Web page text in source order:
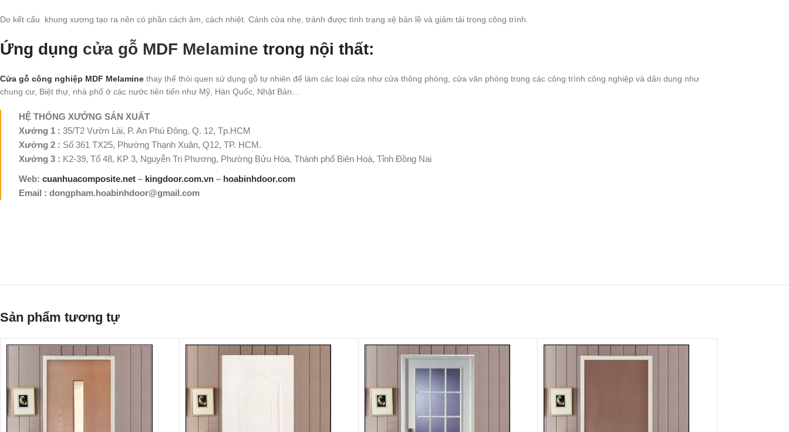
Do kết cấu khung xương tạo ra nên có phần cách âm, cách nhiệt. Cánh cửa nhẹ, tránh được tình trạng xệ bản lề và giảm tải trọng công trình.
Ứng dụng cửa gỗ MDF Melamine trong nội thất:
Cửa gỗ công nghiệp MDF Melamine thay thế thói quen sử dụng gỗ tự nhiên để làm các loại cửa như cửa thông phòng, cửa văn phòng trong các công trình công nghiệp và dân dụng như
chung cư, Biệt thự, nhà phố ở các nước tiên tiến như Mỹ, Hàn Quốc, Nhật Bản…
HỆ THỐNG XƯỞNG SẢN XUẤT
Xưởng 1 : 35/T2 Vườn Lài, P. An Phú Đông, Q. 12, Tp.HCM
Xưởng 2 : Số 361 TX25, Phường Thạnh Xuân, Q12, TP. HCM.
Xưởng 3 : K2-39, Tổ 48, KP 3, Nguyễn Tri Phương, Phường Bửu Hòa, Thành phố Biên Hoà, Tỉnh Đồng Nai
Web: cuanhuacomposite.net – kingdoor.com.vn – hoabinhdoor.com
Email : dongpham.hoabinhdoor@gmail.com
Sản phẩm tương tự